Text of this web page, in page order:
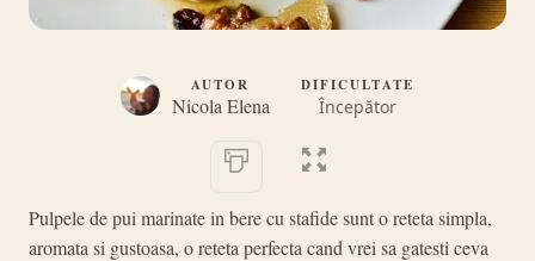
AUTOR
Nicola Elena
DIFICULTATE
Începător
Pulpele de pui marinate in bere cu stafide sunt o reteta simpla,
aromata si gustoasa, o reteta perfecta cand vrei sa gatesti ceva